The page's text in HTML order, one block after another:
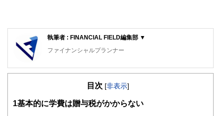
執筆者 : FINANCIAL FIELD編集部 ▼
ファイナンシャルプランナー
FinancialField編集部は、金融、経済に関する記事を、日々
知識がない方でも理解できるようわかりやすく発信していま
目次 [非表示]
1 基本的に学費は贈与税がかからない